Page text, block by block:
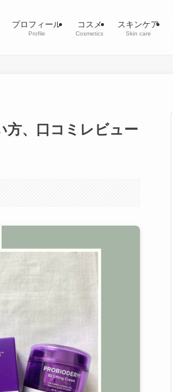
プロフィール
Profile
コスメ
Cosmetics
スキンケア
Skin care
方、口コミレビュー